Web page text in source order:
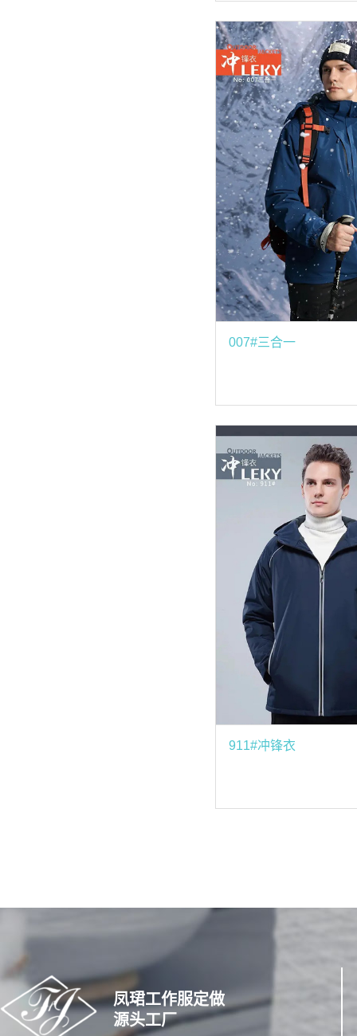
007#三合一
911#冲锋衣
凤珺工作服定做
源头工厂